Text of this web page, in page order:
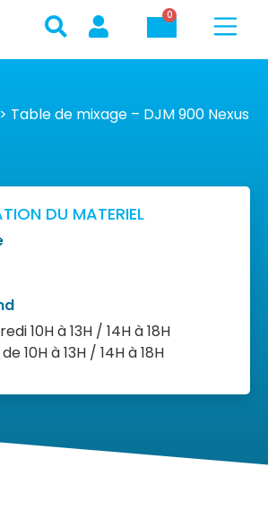
0
> Table de mixage – DJM 900 Nexus
DU MATERIEL
10H à 13H / 14H à 18H
10H à 13H / 14H à 18H